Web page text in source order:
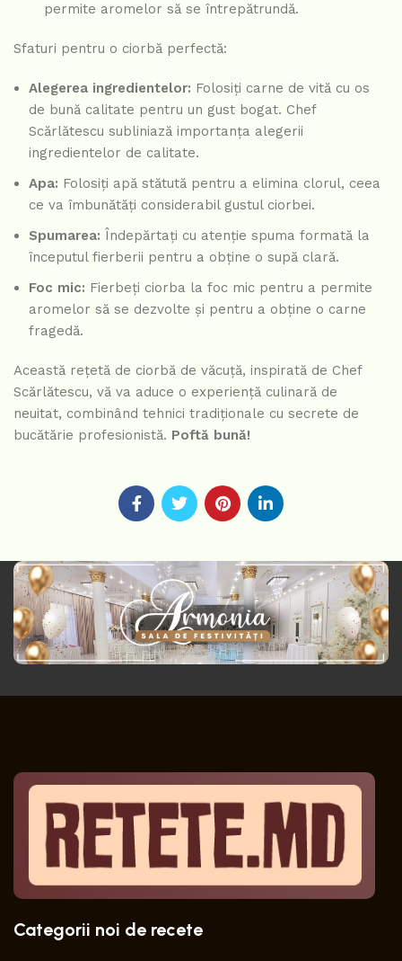
permite aromelor să se întrepătrundă.
Sfaturi pentru o ciorbă perfectă:
Alegerea ingredientelor: Folosiți carne de vită cu os
de bună calitate pentru un gust bogat. Chef
Scărlătescu subliniază importanța alegerii
ingredientelor de calitate.
Apa: Folosiți apă stătută pentru a elimina clorul, ceea
ce va îmbunătăți considerabil gustul ciorbei.
Spumarea: Îndepărtați cu atenție spuma formată la
începutul fierberii pentru a obține o supă clară.
Foc mic: Fierbeți ciorba la foc mic pentru a permite
aromelor să se dezvolte și pentru a obține o carne
fragedă.
Această rețetă de ciorbă de văcuță, inspirată de Chef
Scărlătescu, vă va aduce o experiență culinară de
neuitat, combinând tehnici tradiționale cu secrete de
bucătărie profesionistă. Poftă bună!
Categorii noi de recete